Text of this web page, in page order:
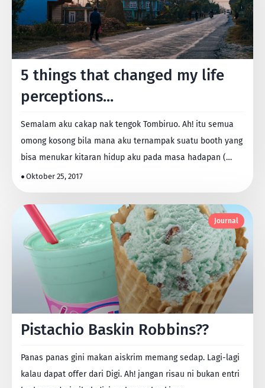
5 things that changed my life
perceptions...
Semalam aku cakap nak tengok Tombiruo. Ah! itu semua
omong kosong bila mana aku ternampak suatu booth yang
bisa menukar kitaran hidup aku pada masa hadapan (…
Oktober 25, 2017
Journal
Pistachio Baskin Robbins??
Panas panas gini makan aiskrim memang sedap. Lagi-lagi
kalau dapat offer dari Digi. Ah! jangan risau ni bukan entri